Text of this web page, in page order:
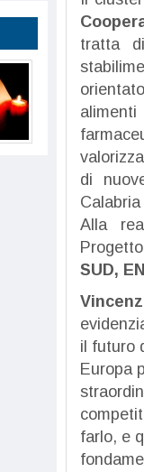
tratta
di
Alla
SUD,
il futuro
Europa
farlo, e